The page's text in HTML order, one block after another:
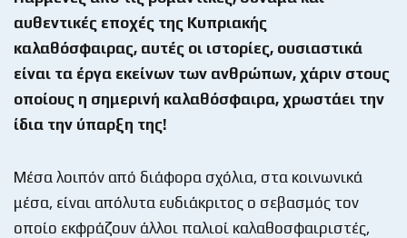
αυθεντικές εποχές της Κυπριακής
καλαθόσφαιρας, αυτές οι ιστορίες, ουσιαστικά
είναι τα έργα εκείνων των ανθρώπων, χάριν στους
οποίους η σημερινή καλαθόσφαιρα, χρωστάει την
ίδια την ύπαρξη της!
Μέσα λοιπόν από διάφορα σχόλια, στα κοινωνικά
μέσα, είναι απόλυτα ευδιάκριτος ο σεβασμός τον
οποίο εκφράζουν άλλοι παλιοί καλαθοσφαιριστές,